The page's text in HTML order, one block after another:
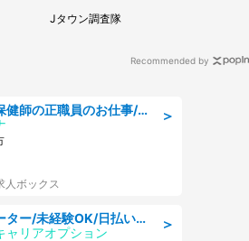
性）
／31～1／31】
Jタウン調査隊
Recommended by
＞
大手企業での保健師の正職員のお仕事/残業なし/要資格:保健師
人ボックス
＞
マシンオペレーター/未経験OK/日払いOK/交替制/20・30・40代活躍中/製造 工場
ャリアオプション